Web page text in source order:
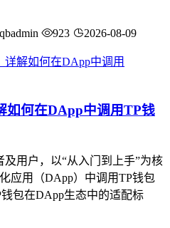
qbadmin 923 2026-08-09
如何在DApp中调用TP钱
用户，以“从入门到上手”为核
应用（DApp）中调用TP钱包
包在DApp生态中的适配标